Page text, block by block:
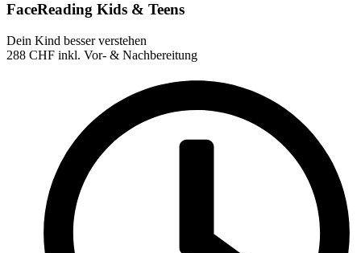
FaceReading Kids & Teens
Dein Kind besser verstehen
288 CHF inkl. Vor- & Nachbereitung